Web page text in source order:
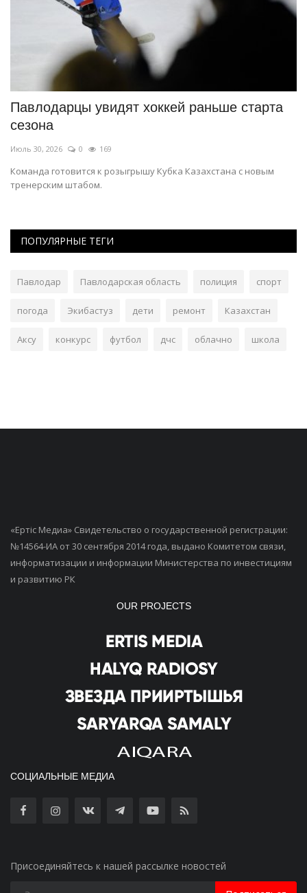
Павлодарцы увидят хоккей раньше старта
сезона
Июль 30, 2026 0 169
Команда готовится к розыгрышу Кубка Казахстана с новым
тренерским штабом.
ПОПУЛЯРНЫЕ ТЕГИ
Павлодар Павлодарская область полиция спорт
погода Экибастуз дети ремонт Казахстан
Аксу конкурс футбол дчс облачно школа
«Ертiс Медиа» Свидетельство о государственной регистрации:
№14564-ИА от 30 сентября 2014 года, выдано Комитетом связи,
информатизации и информации Министерства по инвестициям
и развитию РК
OUR PROJECTS
СОЦИАЛЬНЫЕ МЕДИА
Присоединяйтесь к нашей рассылке новостей